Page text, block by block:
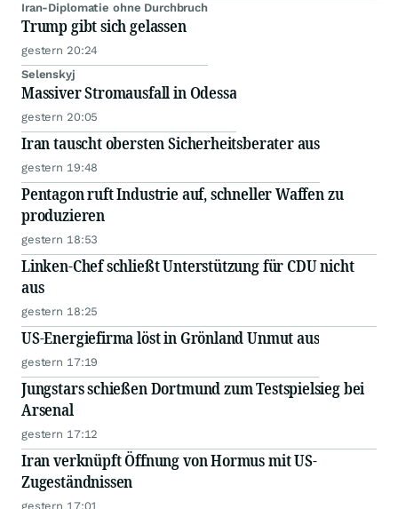
Iran-Diplomatie ohne Durchbruch
Trump gibt sich gelassen
gestern 20:24
Selenskyj
Massiver Stromausfall in Odessa
gestern 20:05
Iran tauscht obersten Sicherheitsberater aus
gestern 19:48
Pentagon ruft Industrie auf, schneller Waffen zu
produzieren
gestern 18:53
Linken-Chef schließt Unterstützung für CDU nicht
aus
gestern 18:25
US-Energiefirma löst in Grönland Unmut aus
gestern 17:19
Jungstars schießen Dortmund zum Testspielsieg bei
Arsenal
gestern 17:12
Iran verknüpft Öffnung von Hormus mit US-
Zugeständnissen
gestern 17:01